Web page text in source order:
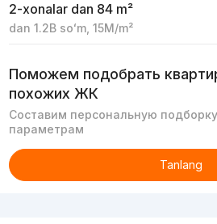
2-xonalar dan 84 m²
dan 1.2B soʻm, 15M/m²
Поможем подобрать
похожих ЖК
Составим персональную
параметрам
Tanlang